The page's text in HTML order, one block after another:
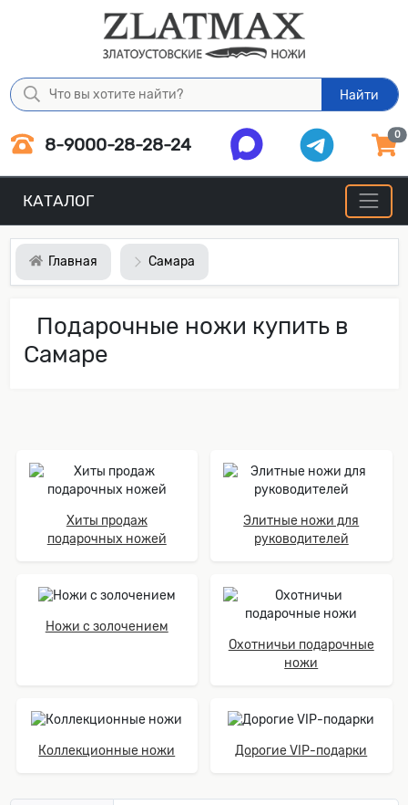
Найти
8-9000-28-28-24 0
КАТАЛОГ
Главная Самара
Подарочные ножи купить в
Самаре
Хиты продаж
подарочных ножей
Элитные ножи для
руководителей
Ножи с золочением
Охотничьи подарочные
ножи
Коллекционные ножи Дорогие VIP-подарки